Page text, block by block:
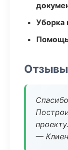
Уборка
Помощь
Отзывы
—